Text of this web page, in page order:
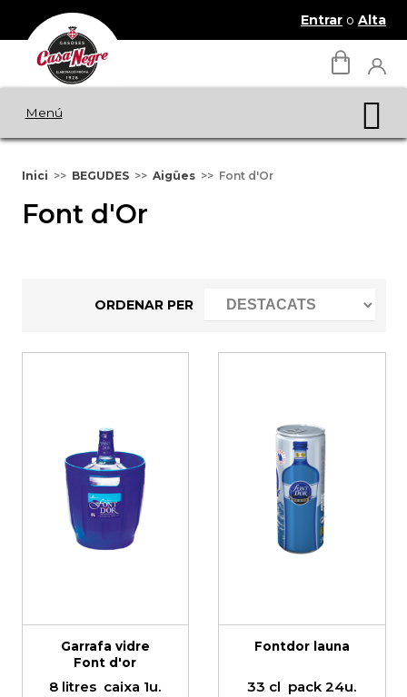
Entrar o Alta
Menú
Inici BEGUDES Aigües Font d'Or
Font d'Or
ORDENAR PER
Garrafa vidre
Font d'or
8 litres caixa 1u.
Fontdor launa
33 cl pack 24u.